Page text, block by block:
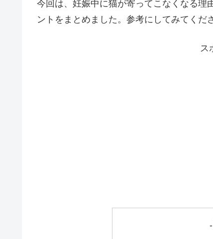
今回は、妊娠中に猫が寄ってこなくなる理
ントをまとめました。参考にしてみてくだ
ス